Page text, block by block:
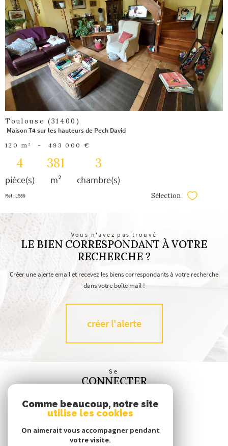
voir le
bien
Toulouse (31400)
Maison T4 sur les hauteurs de Pech David
120 m² - 493 000 €
4
pièce(s)
381
m²
3
chambre(s)
Réf : LS69 Sélection Sélectionner
Vous n'avez pas trouvé
LE BIEN CORRESPONDANT À VOTRE
RECHERCHE ?
Créer une alerte email et recevez les biens correspondants à votre recherche
dans votre boîte mail !
créer l'alerte
Se
CONNECTER
espace propriétaire
SUIVRE
Comme beaucoup, notre site
utilise les cookies
On aimerait vous accompagner pendant
votre visite.